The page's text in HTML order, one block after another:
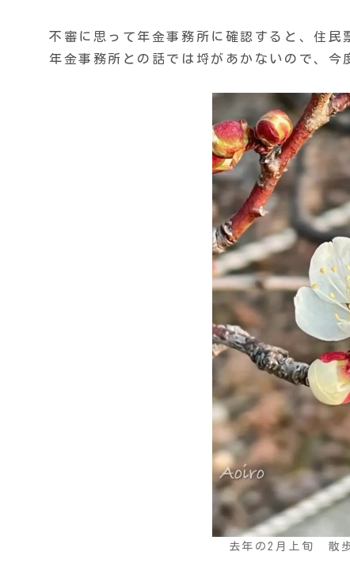
不審に思って年金事務所に確認すると、住民
年金事務所との話では埒があかないので、今
去年の2月上旬 散